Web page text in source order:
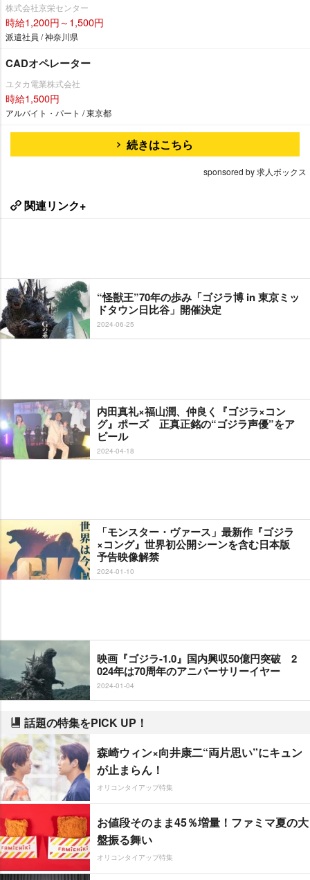
株式会社京栄センター
時給1,200円～1,500円
派遣社員 / 神奈川県
CADオペレーター
ユタカ電業株式会社
時給1,500円
アルバイト・パート / 東京都
続きはこちら
sponsored by 求人ボックス
関連リンク+
“怪獣王”70年の歩み「ゴジラ博 in 東京ミッ
ドタウン日比谷」開催決定
2024-06-25
内田真礼×福山潤、仲良く『ゴジラ×コン
グ』ポーズ 正真正銘の“ゴジラ声優”をア
ピール
2024-04-18
「モンスター・ヴァース」最新作『ゴジラ
×コング』世界初公開シーンを含む日本版
予告映像解禁
2024-01-10
映画『ゴジラ-1.0』国内興収50億円突破 2
024年は70周年のアニバーサリーイヤー
2024-01-04
話題の特集をPICK UP！
森崎ウィン×向井康二“両片思い”にキュン
が止まらん！
オリコンタイアップ特集
お値段そのまま45％増量！ファミマ夏の大
盤振る舞い
オリコンタイアップ特集